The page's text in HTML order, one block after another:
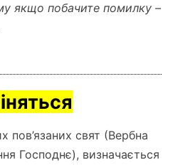
якщо побачите помилку –
пов’язаних свят (Вербна
Господнє), визначається